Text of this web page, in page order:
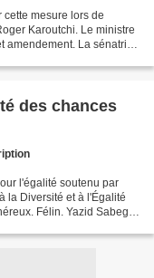
mesure lors de
Karoutchi. Le ministre
La sénatrice
des chances
l'égalité soutenu par
la Diversité et à l'Égalité
Félin. Yazid Sabeg,